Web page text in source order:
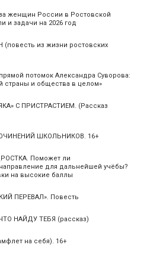
женщин России в Ростовской
и задачи на 2026 год
из жизни ростовских
потомок Александра Суворова:
страны и общества в целом»
С ПРИСТРАСТИЕМ. (Рассказ
ШКОЛЬНИКОВ. 16+
Поможет ли
для дальнейшей учёбы?
на высокие баллы
ПЕРЕВАЛ». Повесть
НАЙДУ ТЕБЯ (рассказ)
на себя). 16+